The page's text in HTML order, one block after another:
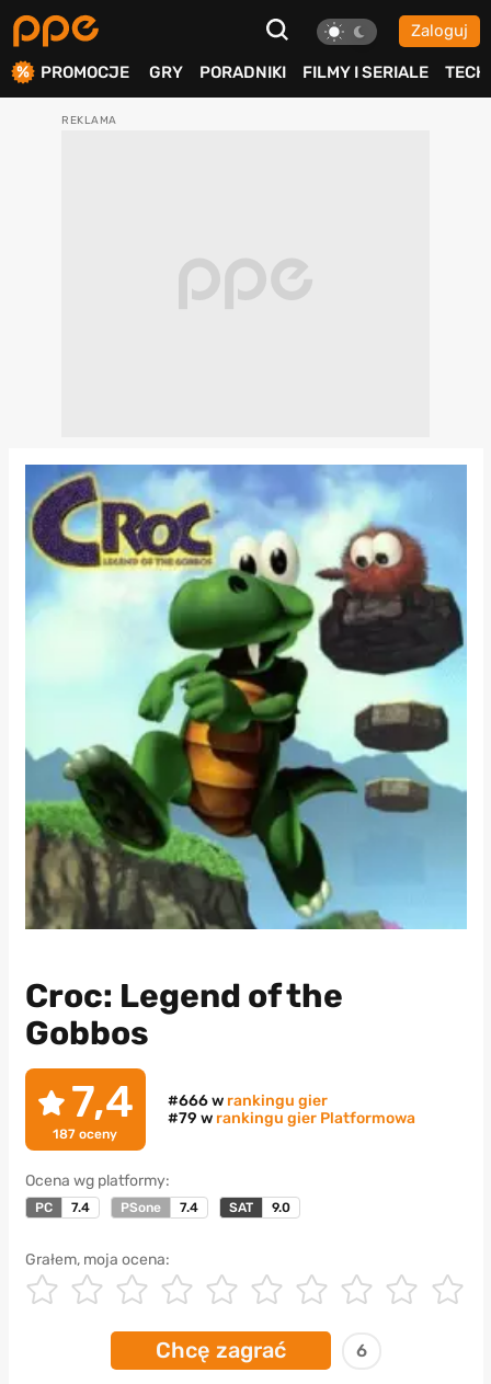
Zaloguj
PROMOCJE GRY PORADNIKI FILMY I SERIALE TECH
Croc: Legend of the
Gobbos
7,4
187 oceny
#666 w rankingu gier
#79 w rankingu gier Platformowa
Ocena wg platformy:
PC 7.4 PSone 7.4 SAT 9.0
Grałem, moja ocena:
Chcę zagrać 6